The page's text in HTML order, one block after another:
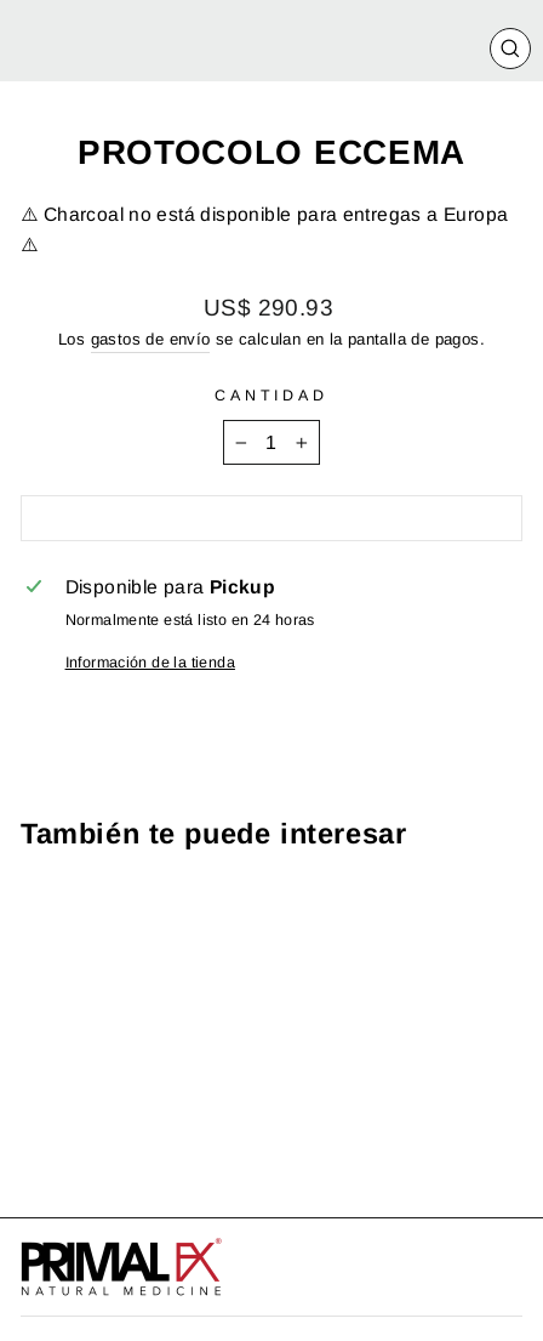
PROTOCOLO ECCEMA
⚠️ Charcoal no está disponible para entregas a Europa
⚠️
Precio
habitual
US$ 290.93
Los gastos de envío se calculan en la pantalla de pagos.
CANTIDAD
Disponible para Pickup
Normalmente está listo en 24 horas
Información de la tienda
También te puede interesar